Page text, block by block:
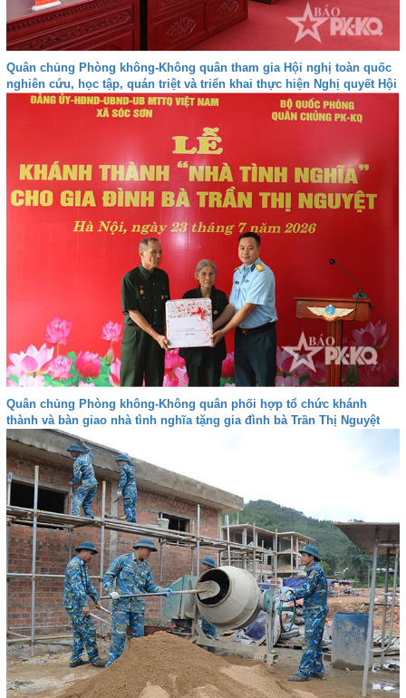
Quân chủng Phòng không-Không quân tham gia Hội nghị toàn quốc
nghiên cứu, học tập, quán triệt và triển khai thực hiện Nghị quyết Hội
nghị lần thứ ba Ban Chấp hành Trung ương Đảng khóa XIV
Quân chủng Phòng không-Không quân phối hợp tổ chức khánh
thành và bàn giao nhà tình nghĩa tặng gia đình bà Trần Thị Nguyệt